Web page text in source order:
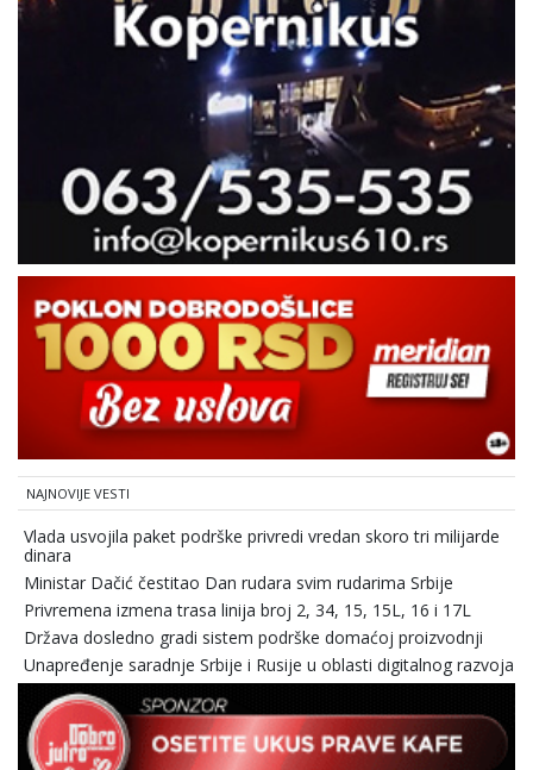
NAJNOVIJE VESTI
Vlada usvojila paket podrške privredi vredan skoro tri milijarde
dinara
Ministar Dačić čestitao Dan rudara svim rudarima Srbije
Privremena izmena trasa linija broj 2, 34, 15, 15L, 16 i 17L
Država dosledno gradi sistem podrške domaćoj proizvodnji
Unapređenje saradnje Srbije i Rusije u oblasti digitalnog razvoja